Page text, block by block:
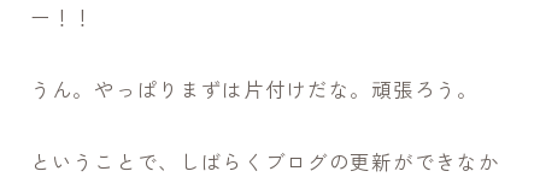
ー！！
うん。やっぱりまずは片付けだな。頑張ろう。
ということで、しばらくブログの更新ができなか